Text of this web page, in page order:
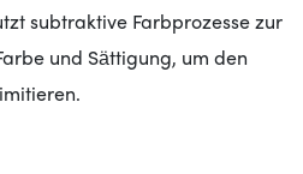
subtraktive Farbprozesse zur
und Sättigung, um den